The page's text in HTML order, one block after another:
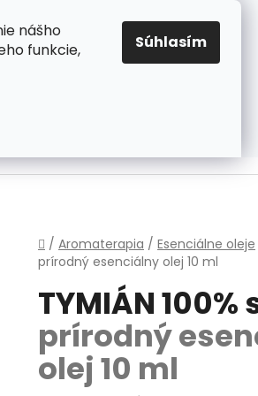
nášho
funkcie,
Súhlasím
ÚDAJOV PRAVIDLÁ PRE
EUR
Domov
/ Aromaterapia / Esenciálne oleje
prírodný esenciálny olej 10 ml
TYMIÁN
prírodný
olej 10 ml